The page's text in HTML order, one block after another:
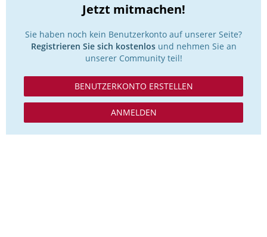
Jetzt mitmachen!
Sie haben noch kein Benutzerkonto auf unserer Seite?
Registrieren Sie sich kostenlosund nehmen Sie an
unserer Community teil!
BENUTZERKONTO ERSTELLEN
ANMELDEN